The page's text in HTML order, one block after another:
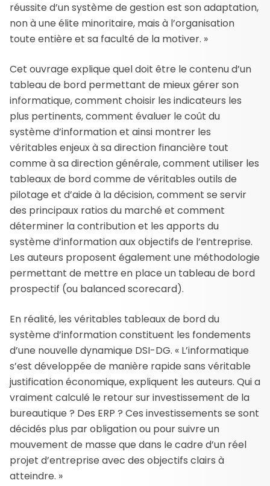
réussite d’un système de gestion est son adaptation,
non à une élite minoritaire, mais à l’organisation
toute entière et sa faculté de la motiver. »
Cet ouvrage explique quel doit être le contenu d’un
tableau de bord permettant de mieux gérer son
informatique, comment choisir les indicateurs les
plus pertinents, comment évaluer le coût du
système d’information et ainsi montrer les
véritables enjeux à sa direction financière tout
comme à sa direction générale, comment utiliser les
tableaux de bord comme de véritables outils de
pilotage et d’aide à la décision, comment se servir
des principaux ratios du marché et comment
déterminer la contribution et les apports du
système d’information aux objectifs de l’entreprise.
Les auteurs proposent également une méthodologie
permettant de mettre en place un tableau de bord
prospectif (ou balanced scorecard).
En réalité, les véritables tableaux de bord du
système d’information constituent les fondements
d’une nouvelle dynamique DSI-DG. « L’informatique
s’est développée de manière rapide sans véritable
justification économique, expliquent les auteurs. Qui a
vraiment calculé le retour sur investissement de la
bureautique ? Des ERP ? Ces investissements se sont
décidés plus par obligation ou pour suivre un
mouvement de masse que dans le cadre d’un réel
projet d’entreprise avec des objectifs clairs à
atteindre. »